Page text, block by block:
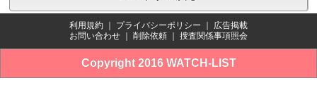
利用規約 プライバシーポリシー
広告掲載
お問い合わせ
削除依頼 捜査関係事項照会
Copyright 2016 WATCH-LIST